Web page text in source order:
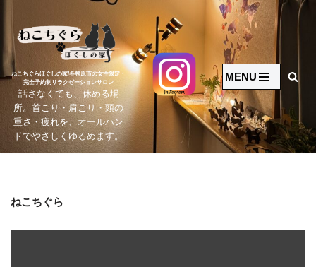
コ
ン
テ
ン
ツ
へ
ス
キ
ねこちぐらほぐしの家/各務原市の女性限定・
完全予約制リラクゼーションサロン
話さなくても、休める場
所。首こり・肩こり・頭の
重さ・疲れを、オールハン
ドでやさしくゆるめます。
MENU
ねこちぐら